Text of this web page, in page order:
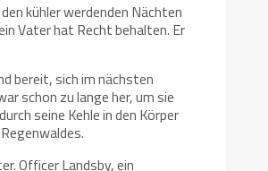
kühler werdenden Nächten
Vater hat Recht behalten. Er
bereit, sich im nächsten
schon zu lange her, um sie
seine Kehle in den Körper
Officer Landsby, ein